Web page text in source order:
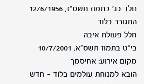
נולד בג' בתמוז תשט"ז, 12/6/1956
התגורר בלוד
חלל פעולת איבה
בי"ט בתמוז תשס"א, 10/7/2001
מקום אירוע: אחיסמך
הובא למנוחת עולמים בלוד - חדש